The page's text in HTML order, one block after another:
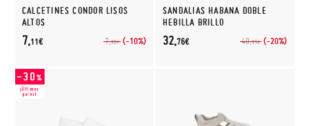
CALCETINES CONDOR LISOS
ALTOS
7,90€ (-10%)
7,11€
SANDALIAS HABANA DOBLE
HEBILLA BRILLO
40,95€ (-20%)
32,76€